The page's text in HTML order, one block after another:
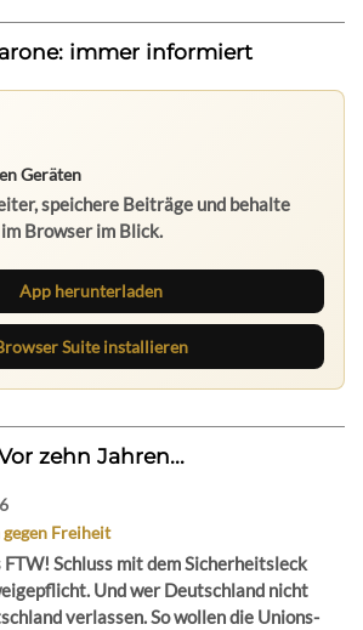
immer informiert
Geräten
speichere Beiträge und behalte
Browser im Blick.
App herunterladen
Suite installieren
zehn Jahren...
Freiheit
Schluss mit dem Sicherheitsleck
Und wer Deutschland nicht
verlassen. So wollen die Unions-